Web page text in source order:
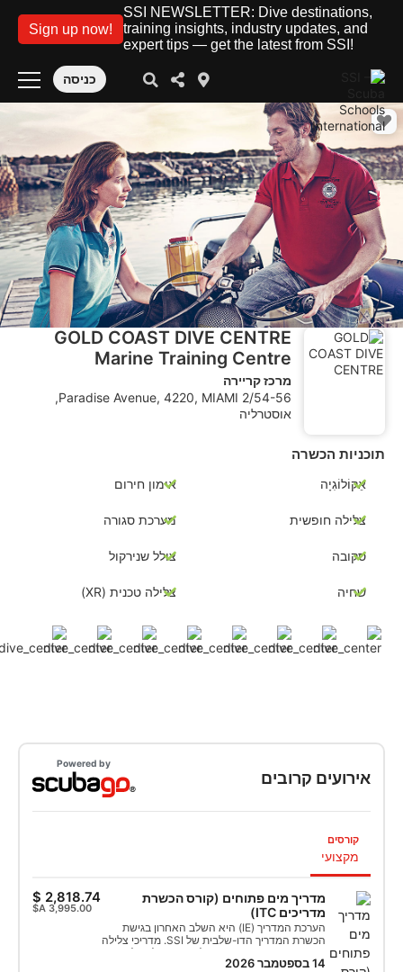
SSI NEWSLETTER: Dive destinations,
training insights, industry updates, and
expert tips — get the latest from SSI!
Sign up now!
כניסה
GOLD COAST DIVE CENTRE
Marine Training Centre
מרכז קריירה
2/54-56 Paradise Avenue, 4220, MIAMI,
אוסטרליה
תוכניות הכשרה
אֵקוֹלוֹגִיָה אימון חירום
צלילה חופשית מערכת סגורה
סקובה צולל שנירקול
שחיה צלילה טכנית (XR)
אירועים קרובים
Powered by
קורסים
מקצועי
מדריך מים פתוחים (קורס הכשרת
מדריכים ITC)
הערכת המדריך (IE) היא השלב האחרון בגישת
הכשרת המדריך הדו-שלבית של SSI. מדריכי צלילה
או אנשי מקצוע ברמה מקבילה יצטרכו להשלים
14 בספטמבר 2026